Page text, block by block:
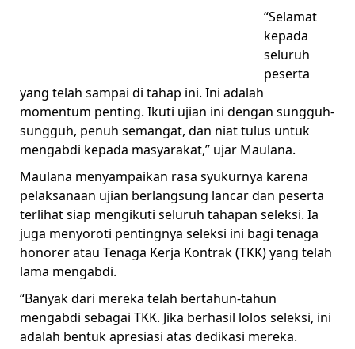
“Selamat
kepada
seluruh
peserta
yang telah sampai di tahap ini. Ini adalah
momentum penting. Ikuti ujian ini dengan sungguh-
sungguh, penuh semangat, dan niat tulus untuk
mengabdi kepada masyarakat,” ujar Maulana.
Maulana menyampaikan rasa syukurnya karena
pelaksanaan ujian berlangsung lancar dan peserta
terlihat siap mengikuti seluruh tahapan seleksi. Ia
juga menyoroti pentingnya seleksi ini bagi tenaga
honorer atau Tenaga Kerja Kontrak (TKK) yang telah
lama mengabdi.
“Banyak dari mereka telah bertahun-tahun
mengabdi sebagai TKK. Jika berhasil lolos seleksi, ini
adalah bentuk apresiasi atas dedikasi mereka.